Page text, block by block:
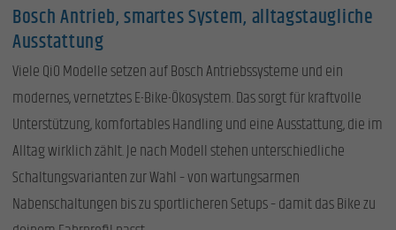
Bosch Antrieb, smartes System, alltagstaugliche
Ausstattung
Viele QiO Modelle setzen auf Bosch Antriebssysteme und ein
modernes, vernetztes E-Bike-Ökosystem. Das sorgt für kraftvolle
Unterstützung, komfortables Handling und eine Ausstattung, die im
Alltag wirklich zählt. Je nach Modell stehen unterschiedliche
Schaltungsvarianten zur Wahl – von wartungsarmen
Nabenschaltungen bis zu sportlicheren Setups – damit das Bike zu